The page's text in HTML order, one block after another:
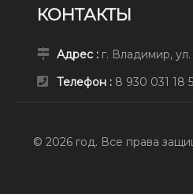
КОНТАКТЫ
Адрес : г. Владимир,
Телефон : 8 930 031 18
© 2026 год. Все права